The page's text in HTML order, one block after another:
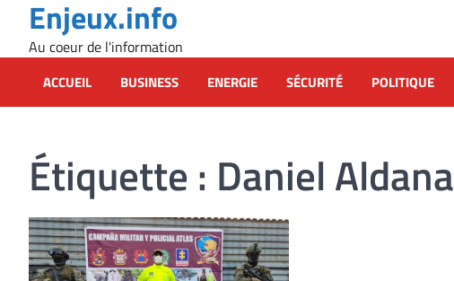
content
Enjeux.info
Au coeur de l'information
ACCUEIL BUSINESS ENERGIE SÉCURITÉ POLITIQUE
Étiquette : Daniel Aldana